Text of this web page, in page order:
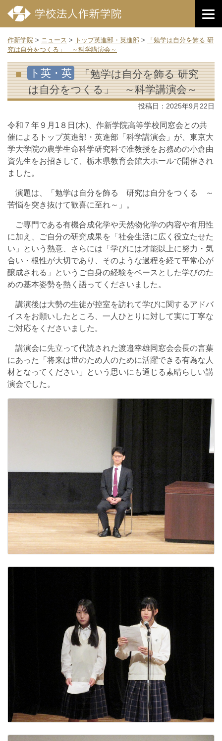
作新学院 > ニュース > トップ英進部・英進部 >
「勉学は自分を飾る 研
究は自分をつくる」 ～科学講演会～
ト英・英
「勉学は自分を飾る 研究
は自分をつくる」 ～科学講演会～
投稿日： 2025年9月22日
令和７年９月1８日(木)、作新学院高等学校同窓会との共
催によるトップ英進部・英進部「科学講演会」が、東京大
学大学院の農学生命科学研究科で准教授をお務めの小倉由
資先生をお招きして、栃木県教育会館大ホールで開催され
ました。
演題は、「勉学は自分を飾る 研究は自分をつくる ～
苦悩を突き抜けて歓喜に至れ～」。
ご専門である有機合成化学や天然物化学の内容や有用性
に加え、ご自分の研究成果を「社会生活に広く役立たせた
い」という熱意、さらには「学びには才能以上に努力・気
合い・根性が大切であり、そのような過程を経て平常心が
醸成される」というご自身の経験をベースとした学びのた
めの基本姿勢を熱く語ってくださいました。
講演後は大勢の生徒が控室を訪れて学びに関するアドバ
イスをお願いしたところ、一人ひとりに対して実に丁寧な
ご対応をくださいました。
講演会に先立って代読された渡邉幸雄同窓会会長の言葉
にあった「将来は世のため人のために活躍できる有為な人
材となってください」という思いにも通じる素晴らしい講
演会でした。